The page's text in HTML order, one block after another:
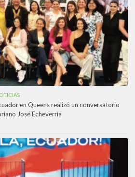
en Queens realizó un conversatorio
José Echeverría